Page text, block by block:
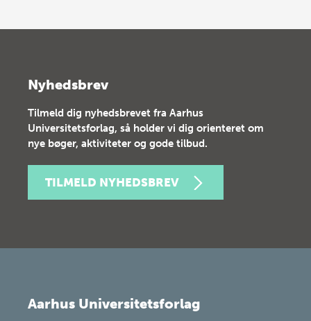
Nyhedsbrev
Tilmeld dig nyhedsbrevet fra Aarhus
Universitetsforlag, så holder vi dig orienteret om
nye bøger, aktiviteter og gode tilbud.
TILMELD NYHEDSBREV
Aarhus Universitetsforlag